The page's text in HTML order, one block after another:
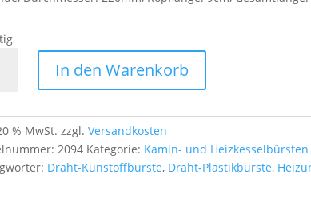
In den Warenkorb
% MwSt. zzgl. Versandkosten
2094 Kategorie: Kamin- und Heizkesselbürsten
Draht-Kunstoffbürste, Draht-Plastikbürste,